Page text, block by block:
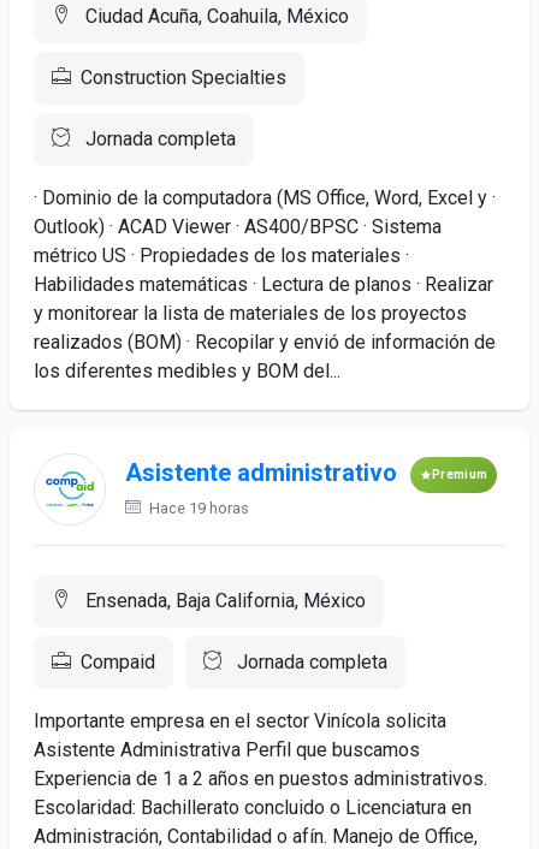
Ciudad Acuña, Coahuila, México
Construction Specialties
Jornada completa
· Dominio de la computadora (MS Office, Word, Excel y ·
Outlook) · ACAD Viewer · AS400/BPSC · Sistema
métrico US · Propiedades de los materiales ·
Habilidades matemáticas · Lectura de planos · Realizar
y monitorear la lista de materiales de los proyectos
realizados (BOM) · Recopilar y envió de información de
los diferentes medibles y BOM del...
Asistente administrativo Premium
Hace 19 horas
Ensenada, Baja California, México
Compaid Jornada completa
Importante empresa en el sector Vinícola solicita
Asistente Administrativa Perfil que buscamos
Experiencia de 1 a 2 años en puestos administrativos.
Escolaridad: Bachillerato concluido o Licenciatura en
Administración, Contabilidad o afín. Manejo de Office,